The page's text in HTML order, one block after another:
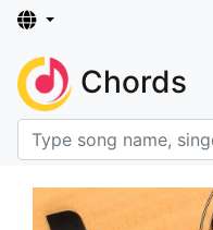
Chords